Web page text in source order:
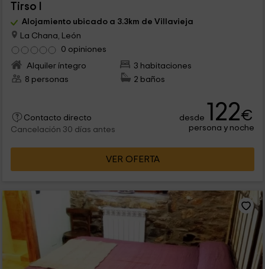
Tirso I
Alojamiento ubicado a 3.3km de Villavieja
La Chana, León
0 opiniones
Alquiler íntegro
3 habitaciones
8 personas
2 baños
Contacto directo
Cancelación 30 días antes
desde 122€
persona y noche
VER OFERTA